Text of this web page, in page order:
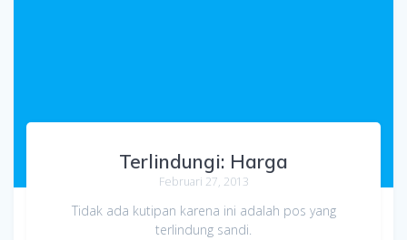
Terlindungi: Harga
Februari 27, 2013
Tidak ada kutipan karena ini adalah pos yang
terlindung sandi.